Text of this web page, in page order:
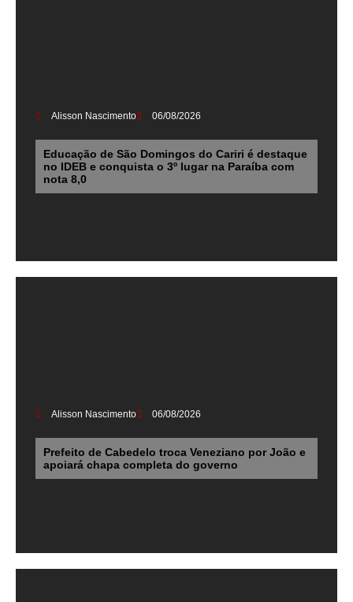
Alisson Nascimento 06/08/2026
Educação de São Domingos do Cariri é destaque
no IDEB e conquista o 3º lugar na Paraíba com
nota 8,0
Alisson Nascimento 06/08/2026
Prefeito de Cabedelo troca Veneziano por João e
apoiará chapa completa do governo